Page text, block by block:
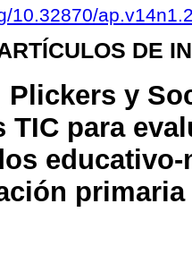
10.32870/
DE
Plickers y
TIC para
primaria